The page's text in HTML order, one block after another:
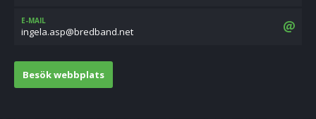
E-MAIL
ten.dnabderb@psa.alegni
Besök webbplats